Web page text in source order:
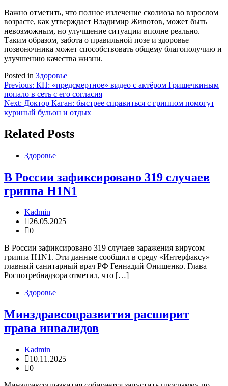
Важно отметить, что полное излечение сколиоза во взрослом
возрасте, как утверждает Владимир Животов, может быть
невозможным, но улучшение ситуации вполне реально.
Таким образом, забота о правильной позе и здоровье
позвоночника может способствовать общему благополучию и
улучшению качества жизни.
Posted in Здоровье
Навигация
по
записям
Previous: КП: «предсмертное» видео с актёром Гришечкиным
попало в сеть с его согласия
Next: Доктор Каган: быстрее справиться с гриппом помогут
куриный бульон и отдых
Related Posts
Здоровье
В России зафиксировано 319 случаев
гриппа H1N1
Kadmin
26.05.2025
0
В России зафиксировано 319 случаев заражения вирусом
гриппа H1N1. Эти данные сообщил в среду «Интерфаксу»
главный санитарный врач РФ Геннадий Онищенко. Глава
Роспотребнадзора отметил, что […]
Здоровье
Минздравсоцразвития расширит
права инвалидов
Kadmin
10.11.2025
0